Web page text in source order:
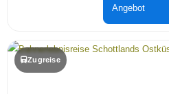
Angebot
Zugreise